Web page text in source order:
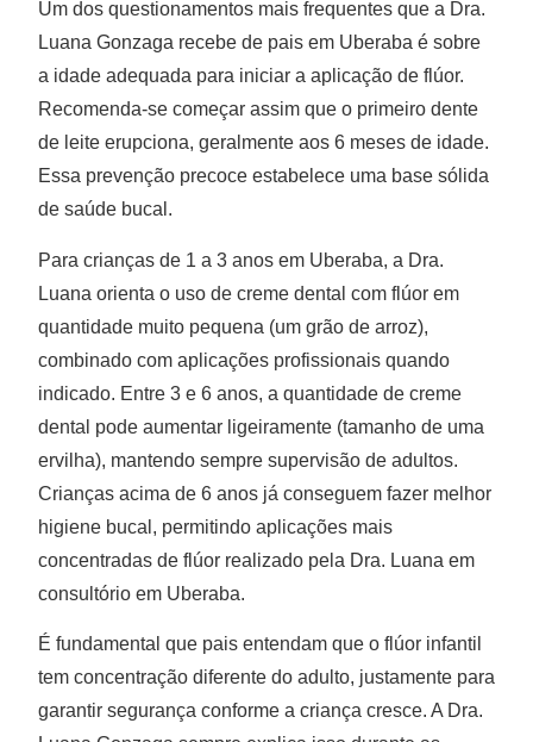
Um dos questionamentos mais frequentes que a Dra.
Luana Gonzaga recebe de pais em Uberaba é sobre
a idade adequada para iniciar a aplicação de flúor.
Recomenda-se começar assim que o primeiro dente
de leite erupciona, geralmente aos 6 meses de idade.
Essa prevenção precoce estabelece uma base sólida
de saúde bucal.
Para crianças de 1 a 3 anos em Uberaba, a Dra.
Luana orienta o uso de creme dental com flúor em
quantidade muito pequena (um grão de arroz),
combinado com aplicações profissionais quando
indicado. Entre 3 e 6 anos, a quantidade de creme
dental pode aumentar ligeiramente (tamanho de uma
ervilha), mantendo sempre supervisão de adultos.
Crianças acima de 6 anos já conseguem fazer melhor
higiene bucal, permitindo aplicações mais
concentradas de flúor realizado pela Dra. Luana em
consultório em Uberaba.
É fundamental que pais entendam que o flúor infantil
tem concentração diferente do adulto, justamente para
garantir segurança conforme a criança cresce. A Dra.